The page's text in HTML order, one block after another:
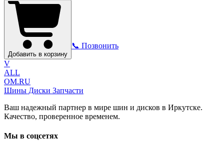
Добавить в корзину
📞 Позвонить
V
ALL
OM.RU
Шины Диски Запчасти
Ваш надежный партнер в мире шин и дисков в Иркутске.
Качество, проверенное временем.
Мы в соцсетях